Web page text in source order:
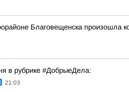
Благовещенска произошла
в рубрике #ДобрыеДела:
21:03